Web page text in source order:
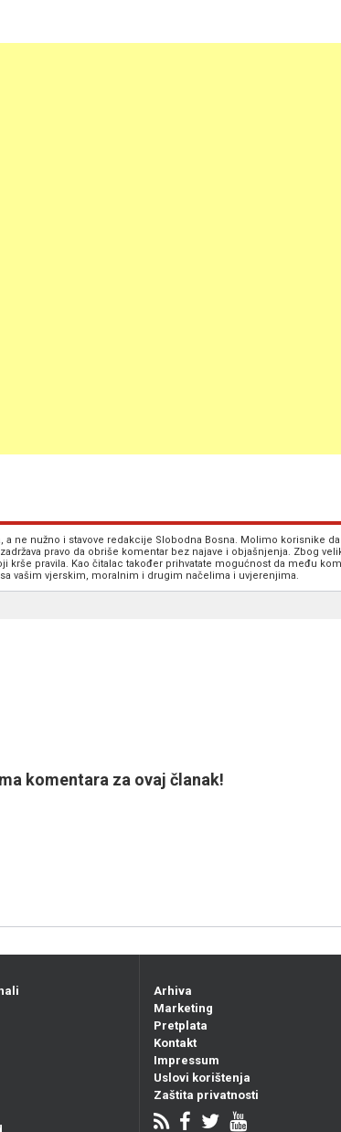
a ne nužno i stavove redakcije Slobodna Bosna. Molimo korisnike
pravo da obriše komentar bez najave i objašnjenja. Zbog
krše pravila. Kao čitalac također prihvatate mogućnost da među
vašim vjerskim, moralnim i drugim načelima i uvjerenjima.
komentara za ovaj članak!
Arhiva
Marketing
Pretplata
Kontakt
Impressum
Uslovi korištenja
Zaštita privatnosti